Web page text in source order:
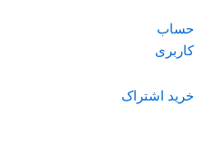
حساب
کاربری
خرید اشتراک